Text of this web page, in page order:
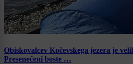
Obiskovalcev Kočevskega jezera je
Presenečeni boste …